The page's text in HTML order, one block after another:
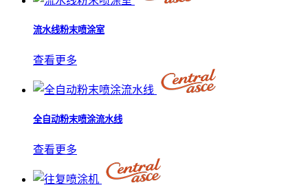
流水线粉末喷涂室
查看更多
全自动粉末喷涂流水线
查看更多